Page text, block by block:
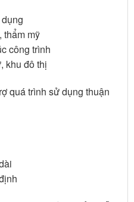
thẩm mỹ
công trình
khu đô thị
quá trình sử dụng thuận